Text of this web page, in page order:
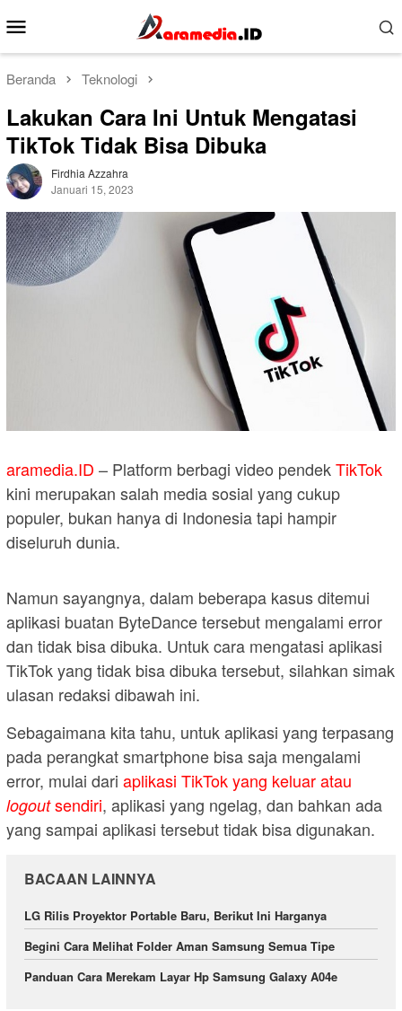
ke
kontenMobile
Beranda Teknologi
Lakukan Cara Ini Untuk Mengatasi
TikTok Tidak Bisa Dibuka
Firdhia Azzahra
Januari 15, 2023
aramedia.ID – Platform berbagi video pendekTikTok
kini merupakan salah media sosial yang cukup
populer, bukan hanya di Indonesia tapi hampir
diseluruh dunia.
Namun sayangnya, dalam beberapa kasus ditemui
aplikasi buatan ByteDance tersebut mengalami error
dan tidak bisa dibuka. Untuk cara mengatasi aplikasi
TikTok yang tidak bisa dibuka tersebut, silahkan simak
ulasan redaksi dibawah ini.
Sebagaimana kita tahu, untuk aplikasi yang terpasang
pada perangkat smartphone bisa saja mengalami
error, mulai dari aplikasi TikTok yang keluar atau
logoutsendiri, aplikasi yang ngelag, dan bahkan ada
yang sampai aplikasi tersebut tidak bisa digunakan.
BACAAN LAINNYA
LG Rilis Proyektor Portable Baru, Berikut Ini Harganya
Begini Cara Melihat Folder Aman Samsung Semua Tipe
Panduan Cara Merekam Layar Hp Samsung Galaxy A04e